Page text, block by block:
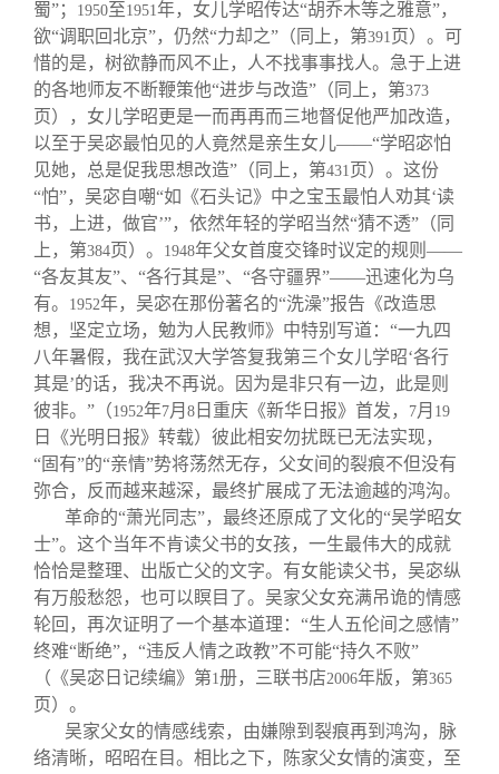
蜀”；
1950至1951年，女儿学昭传达“胡乔木等之雅意”，
欲“调职回北京”，仍然“力却之”（同上，第391 页）。可
惜的是，树欲静而风不止，人不找事事找人。急于上进
的各地师友不断鞭策他“进步与改造”（同上，第373
页），女儿学昭更是一而再再而三地督促他严加改造，
以至于吴宓最怕见的人竟然是亲生女儿——“学昭宓怕
见她，总是促我思想改造”（同上，第431 页）。这份
“怕”，吴宓自嘲“如《石头记》中之宝玉最怕人劝其‘读
书，上进，做官’”，依然年轻的学昭当然“猜不透”（同
上，第384页）。 1948年父女首度交锋时议定的规则——
“各友其友”、“各行其是”、“各守疆界”——迅速化为乌
有。
1952年，吴宓在那份著名的“洗澡”报告《改造思
想，坚定立场，勉为人民教师》中特别写道：“一九四
八年暑假，我在武汉大学答复我第三个女儿学昭‘各行
其是’的话，我决不再说。因为是非只有一边，此是则
彼非。”（1952年7月 8 日重庆《新华日报》首发， 7月 19
日《光明日报》转载）彼此相安勿扰既已无法实现，
“固有”的“亲情”势将荡然无存，父女间的裂痕不但没有
弥合，反而越来越深，最终扩展成了无法逾越的鸿沟。
革命的“萧光同志”，最终还原成了文化的“吴学昭女
士”。这个当年不肯读父书的女孩，一生最伟大的成就
恰恰是整理、出版亡父的文字。有女能读父书，吴宓纵
有万般愁怨，也可以瞑目了。吴家父女充满吊诡的情感
轮回，再次证明了一个基本道理：“生人五伦间之感情”
终难“断绝”，“违反人情之政教”不可能“持久不败”
（《吴宓日记续编》第1册，三联书店2006年版，第365
页）。
吴家父女的情感线索，由嫌隙到裂痕再到鸿沟，脉
络清晰，昭昭在目。相比之下，陈家父女情的演变，至